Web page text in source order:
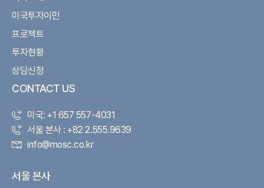
미국투자이민
프로젝트
투자현황
상담신청
CONTACT US
미국: +1 657 557-4031
서울 본사 : +82 2.555.9639
info@mosc.co.kr
서울 본사